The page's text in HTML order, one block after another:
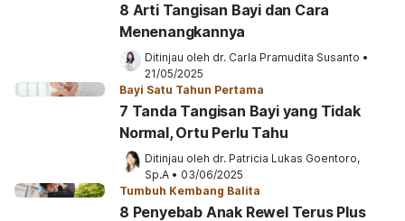
8 Arti Tangisan Bayi dan Cara
Menenangkannya
Ditinjau oleh dr. Carla Pramudita Susanto •
21/05/2025
Bayi Satu Tahun Pertama
7 Tanda Tangisan Bayi yang Tidak
Normal, Ortu Perlu Tahu
Ditinjau oleh dr. Patricia Lukas Goentoro,
Sp.A • 03/06/2025
Tumbuh Kembang Balita
8 Penyebab Anak Rewel Terus Plus